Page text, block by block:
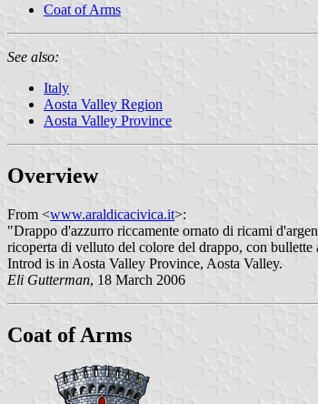
Coat of Arms
See also:
Italy
Aosta Valley Region
Aosta Valley Province
Overview
From <www.araldicacivica.it>:
"Drappo d'azzurro riccamente ornato di ricami
ricoperta di velluto del colore del drappo, con
Introd is in Aosta Valley Province, Aosta Valley.
Eli Gutterman, 18 March 2006
Coat of Arms